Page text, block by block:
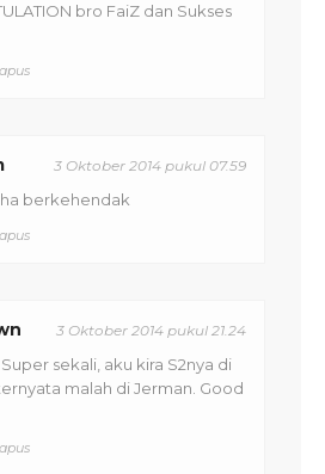
bro FaiZ dan Sukses
3 Oktober 2014 pukul 07.59
berkehendak
3 Oktober 2014 pukul 21.24
sekali, aku kira S2nya di
malah di Jerman. Good